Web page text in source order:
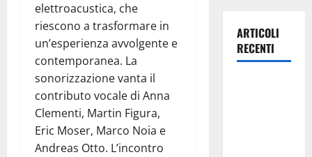
elettroacustica, che
riescono a trasformare in
un’esperienza avvolgente e
contemporanea. La
sonorizzazione vanta il
contributo vocale di Anna
Clementi, Martin Figura,
Eric Moser, Marco Noia e
Andreas Otto. L’incontro
ARTICOLI
RECENTI